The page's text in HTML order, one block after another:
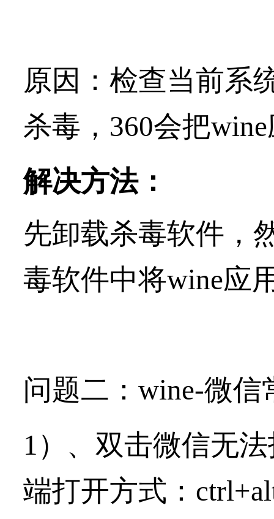
原因： 检查当前系
杀毒，360会把
解决方法：
先卸载杀毒软件，
毒软件中将wine应
问题二：wine-微信
1）、双击微信无
端打开方式：